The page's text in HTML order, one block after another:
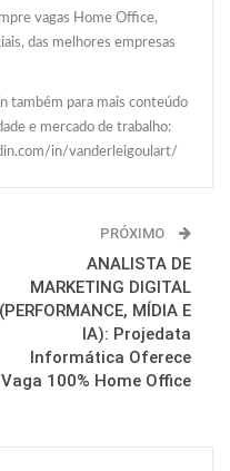
vagas Home Office,
das melhores empresas
também para mais conteúdo
e mercado de trabalho:
in/vanderleigoulart/
PRÓXIMO
ANALISTA DE
MARKETING DIGITAL
(PERFORMANCE, MÍDIA E
IA): Projedata
Informática Oferece
Vaga 100% Home Office